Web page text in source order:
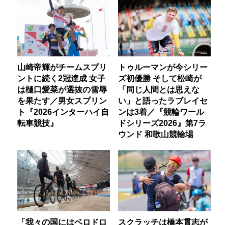
山崎帝輝がチームスプリ
ントに続く2冠達成 女子
は樋口愛菜が選抜の雪辱
を果たす／男女スプリン
ト『2026インターハイ自
転車競技』
トゥルーマンが今シリー
ズ初優勝 そして松崎が
「同じ人間とは思えな
い」と語ったラブレイセ
ンは3着／『競輪ワール
ドシリーズ2026』第7ラ
ウンド 和歌山競輪場
「我々の国にはベロドロ
スクラッチは橋本貫志が